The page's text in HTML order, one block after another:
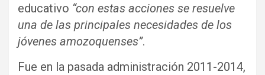
educativo “con estas acciones se resuelve
una de las principales necesidades de los
jóvenes amozoquenses”.
Fue en la pasada administración 2011-2014,